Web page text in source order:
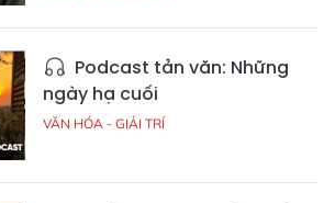
Podcast tản văn: Những
ngày hạ cuối
VĂN HÓA - GIẢI TRÍ